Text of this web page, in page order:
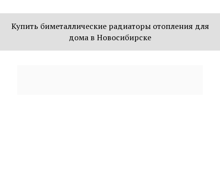
Купить биметаллические радиаторы отопления для
дома в Новосибирске